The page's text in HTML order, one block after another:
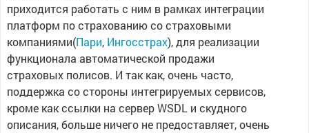
приходится работать с ним в рамках интеграции
платформ по страхованию со страховыми
компаниями(Пари, Ингосстрах), для реализации
функционала автоматической продажи
страховых полисов. И так как, очень часто,
поддержка со стороны интегрируемых сервисов,
кроме как ссылки на сервер WSDL и скудного
описания, больше ничего не предоставляет, очень